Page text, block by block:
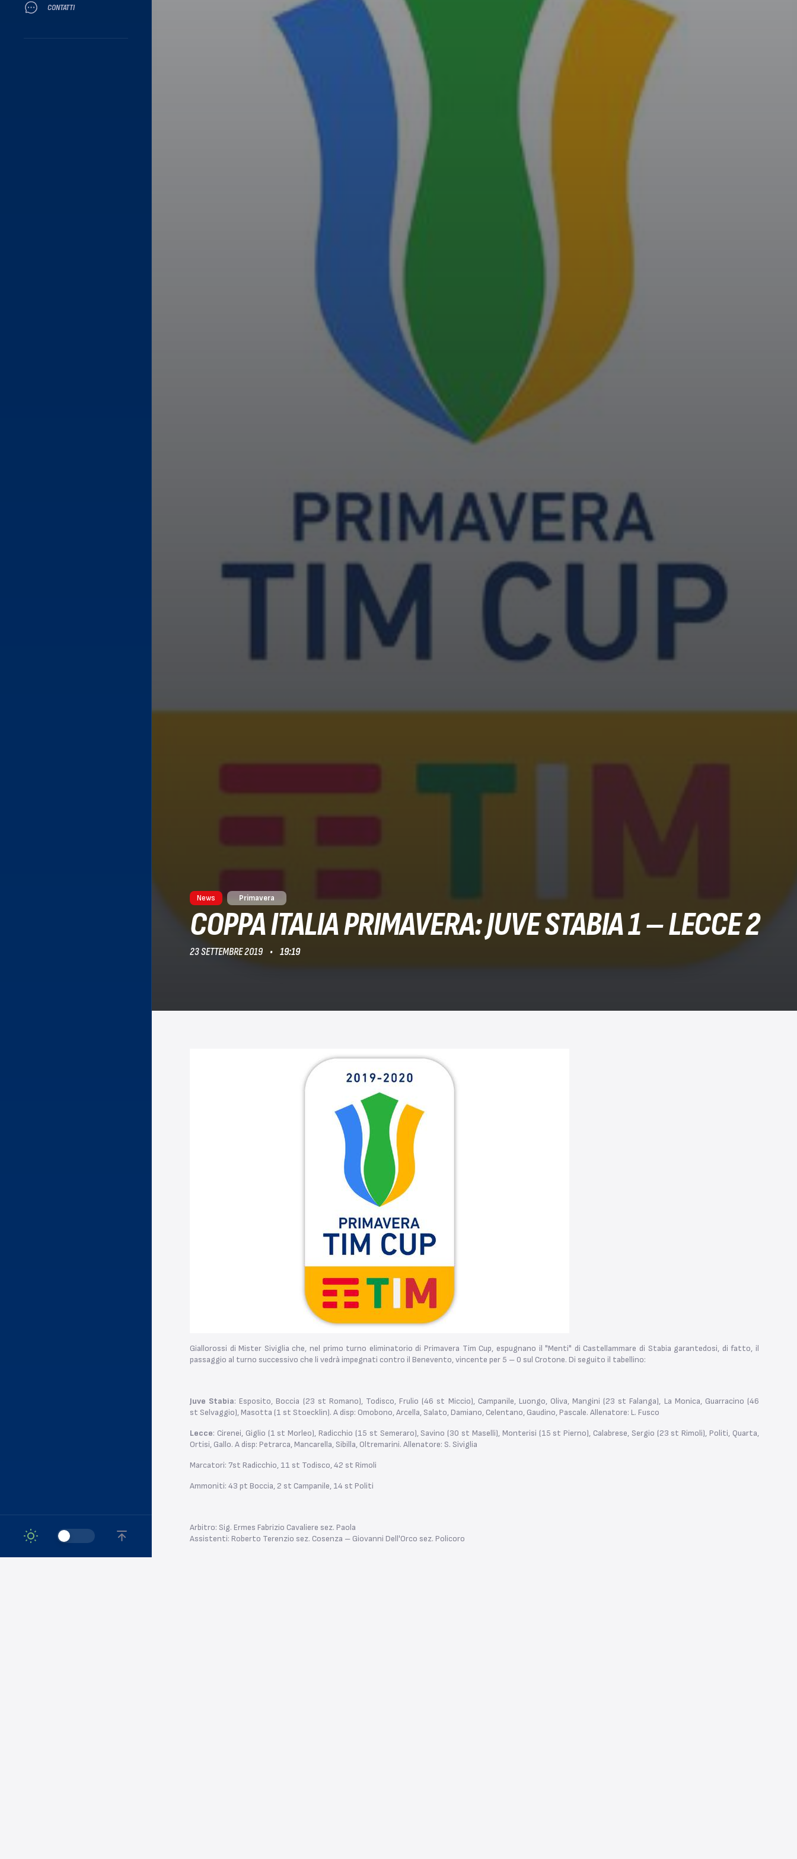
CONTATTI
News Primavera
COPPA ITALIA PRIMAVERA: JUVE STABIA 1 – LECCE 2
23 SETTEMBRE 2019 19:19
Giallorossi di Mister Siviglia che, nel primo turno eliminatorio di Primavera Tim Cup, espugnano il "Menti" di Castellammare di Stabia garantedosi, di fatto, il
passaggio al turno successivo che li vedrà impegnati contro il Benevento, vincente per 5 – 0 sul Crotone. Di seguito il tabellino:
Juve Stabia: Esposito, Boccia (23 st Romano), Todisco, Frulio (46 st Miccio), Campanile, Luongo, Oliva, Mangini (23 st Falanga), La Monica, Guarracino (46
st Selvaggio), Masotta (1 st Stoecklin). A disp: Omobono, Arcella, Salato, Damiano, Celentano, Gaudino, Pascale. Allenatore: L. Fusco
Lecce: Cirenei, Giglio (1 st Morleo), Radicchio (15 st Semeraro), Savino (30 st Maselli), Monterisi (15 st Pierno), Calabrese, Sergio (23 st Rimoli), Politi, Quarta,
Ortisi, Gallo. A disp: Petrarca, Mancarella, Sibilla, Oltremarini. Allenatore: S. Siviglia
Marcatori: 7st Radicchio, 11 st Todisco, 42 st Rimoli
Ammoniti: 43 pt Boccia, 2 st Campanile, 14 st Politi
Arbitro: Sig. Ermes Fabrizio Cavaliere sez. Paola
Assistenti: Roberto Terenzio sez. Cosenza – Giovanni Dell'Orco sez. Policoro